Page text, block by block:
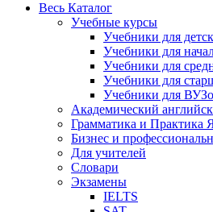
Весь Каталог
Учебные курсы
Учебники для
Учебники для
Учебники для
Учебники для
Учебники для
Академический
Грамматика и Практика
Бизнес и
Для учителей
Словари
Экзамены
IELTS